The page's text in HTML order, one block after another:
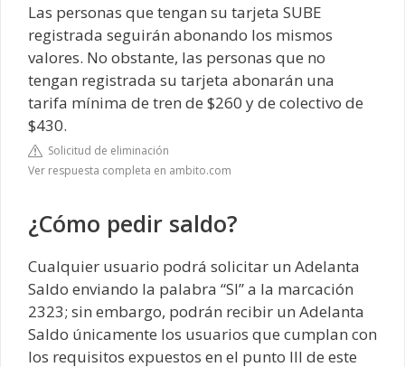
Las personas que tengan su tarjeta SUBE
registrada seguirán abonando los mismos
valores. No obstante, las personas que no
tengan registrada su tarjeta abonarán una
tarifa mínima de tren de $260 y de colectivo de
$430.
Solicitud de eliminación
Ver respuesta completa en ambito.com
¿Cómo pedir saldo?
Cualquier usuario podrá solicitar un Adelanta
Saldo enviando la palabra “SI” a la marcación
2323; sin embargo, podrán recibir un Adelanta
Saldo únicamente los usuarios que cumplan con
los requisitos expuestos en el punto III de este